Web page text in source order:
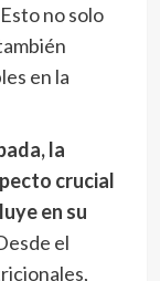
no solo
en la
la
crucial
en su
el